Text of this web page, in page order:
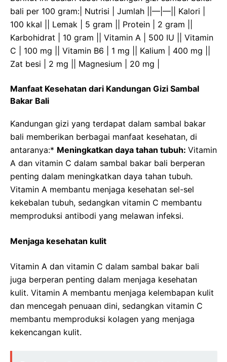
bali per 100 gram:| Nutrisi | Jumlah ||—|—|| Kalori |
100 kkal || Lemak | 5 gram || Protein | 2 gram ||
Karbohidrat | 10 gram || Vitamin A | 500 IU || Vitamin
C | 100 mg || Vitamin B6 | 1 mg || Kalium | 400 mg ||
Zat besi | 2 mg || Magnesium | 20 mg |
Manfaat Kesehatan dari Kandungan Gizi Sambal
Bakar Bali
Kandungan gizi yang terdapat dalam sambal bakar
bali memberikan berbagai manfaat kesehatan, di
antaranya:* Meningkatkan daya tahan tubuh: Vitamin
A dan vitamin C dalam sambal bakar bali berperan
penting dalam meningkatkan daya tahan tubuh.
Vitamin A membantu menjaga kesehatan sel-sel
kekebalan tubuh, sedangkan vitamin C membantu
memproduksi antibodi yang melawan infeksi.
Menjaga kesehatan kulit
Vitamin A dan vitamin C dalam sambal bakar bali
juga berperan penting dalam menjaga kesehatan
kulit. Vitamin A membantu menjaga kelembapan kulit
dan mencegah penuaan dini, sedangkan vitamin C
membantu memproduksi kolagen yang menjaga
kekencangan kulit.